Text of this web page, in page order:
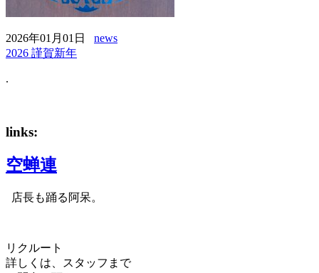
2026年01月01日 news
2026 謹賀新年
.
links:
空蝉連
店長も踊る阿呆。
リクルート
詳しくは、スタッフまで